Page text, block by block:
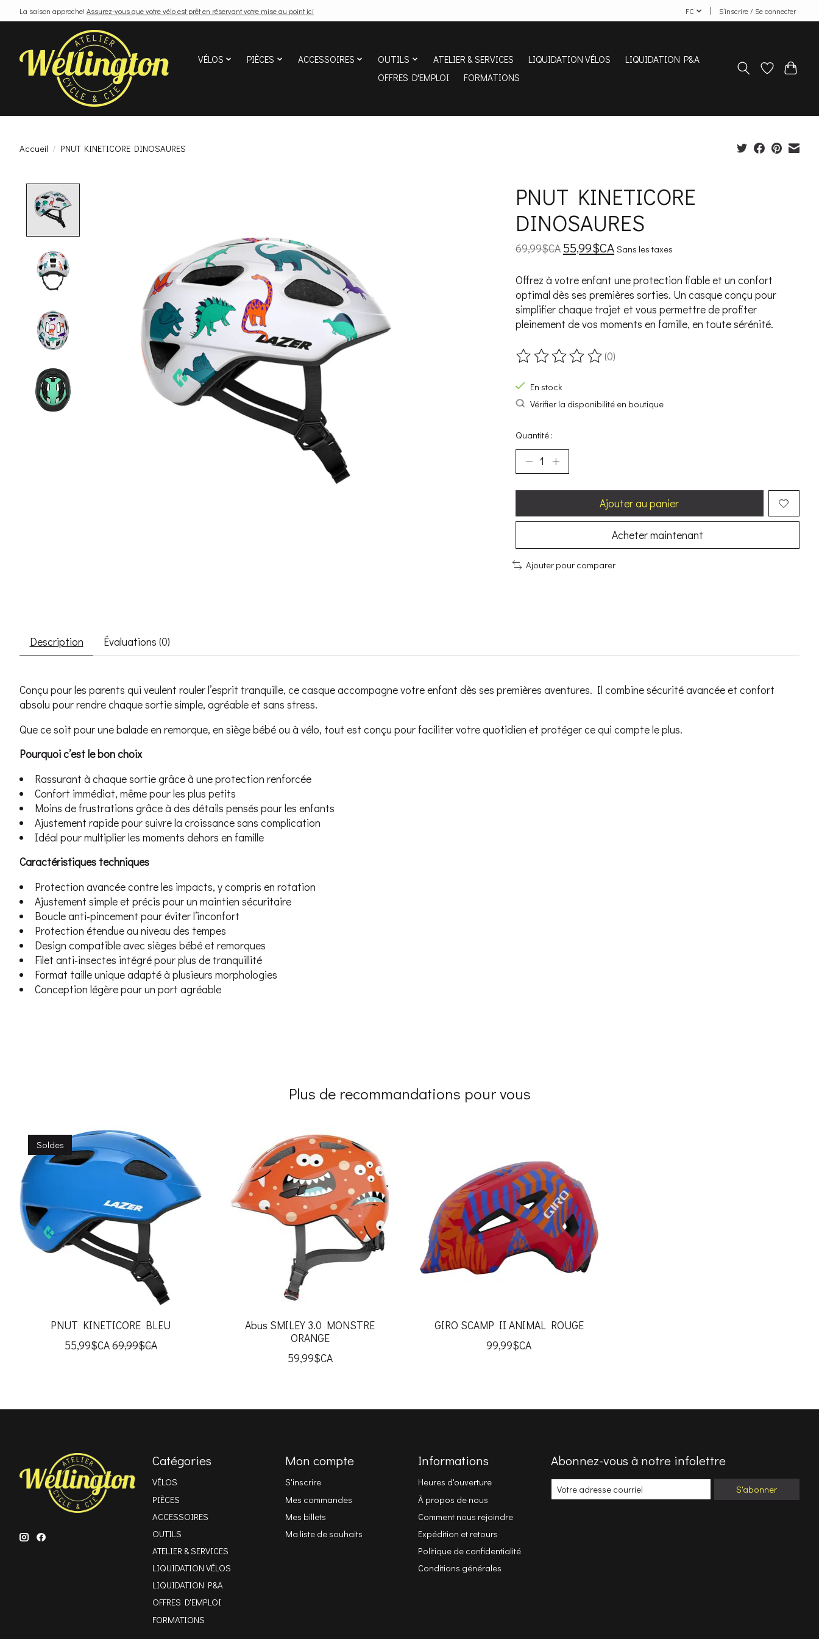
La saison approche! Assurez-vous que votre vélo est prêt en réservant votre mise au point ici FC S’inscrire / Se connecter
VÉLOS PIÈCES ACCESSOIRES OUTILS ATELIER & SERVICES LIQUIDATION VÉLOS
LIQUIDATION P&A
OFFRES D'EMPLOI
FORMATIONS
Accueil / PNUT KINETICORE DINOSAURES
PNUT KINETICORE
DINOSAURES
69,99$CA 55,99$CA Sans les taxes
Offrez à votre enfant une protection fiable et un confort
optimal dès ses premières sorties. Un casque conçu pour
simplifier chaque trajet et vous permettre de profiter
pleinement de vos moments en famille, en toute sérénité.
Ce produit est évalué à
(0)
En stock
Vérifier la disponibilité en boutique
Quantité :
Ajouter au panier
Acheter maintenant
Ajouter pour comparer
Description Évaluations (0)
Conçu pour les parents qui veulent rouler l’esprit tranquille, ce casque accompagne votre enfant dès ses premières aventures. Il combine sécurité avancée et confort
absolu pour rendre chaque sortie simple, agréable et sans stress.
Que ce soit pour une balade en remorque, en siège bébé ou à vélo, tout est conçu pour faciliter votre quotidien et protéger ce qui compte le plus.
Pourquoi c’est le bon choix
Rassurant à chaque sortie grâce à une protection renforcée
Confort immédiat, même pour les plus petits
Moins de frustrations grâce à des détails pensés pour les enfants
Ajustement rapide pour suivre la croissance sans complication
Idéal pour multiplier les moments dehors en famille
Caractéristiques techniques
Protection avancée contre les impacts, y compris en rotation
Ajustement simple et précis pour un maintien sécuritaire
Boucle anti-pincement pour éviter l’inconfort
Protection étendue au niveau des tempes
Design compatible avec sièges bébé et remorques
Filet anti-insectes intégré pour plus de tranquillité
Format taille unique adapté à plusieurs morphologies
Conception légère pour un port agréable
Plus de recommandations pour vous
Articles du carrousel de produits
Soldes
PNUT KINETICORE BLEU
55,99$CA69,99$CA
Abus SMILEY 3.0 MONSTRE
ORANGE
59,99$CA
GIRO SCAMP II ANIMAL ROUGE
99,99$CA
Catégories
VÉLOS
PIÈCES
ACCESSOIRES
OUTILS
ATELIER & SERVICES
LIQUIDATION VÉLOS
LIQUIDATION P&A
OFFRES D'EMPLOI
FORMATIONS
Mon compte
S'inscrire
Mes commandes
Mes billets
Ma liste de souhaits
Informations
Heures d'ouverture
À propos de nous
Comment nous rejoindre
Expédition et retours
Politique de confidentialité
Conditions générales
Abonnez-vous à notre infolettre
S'abonner